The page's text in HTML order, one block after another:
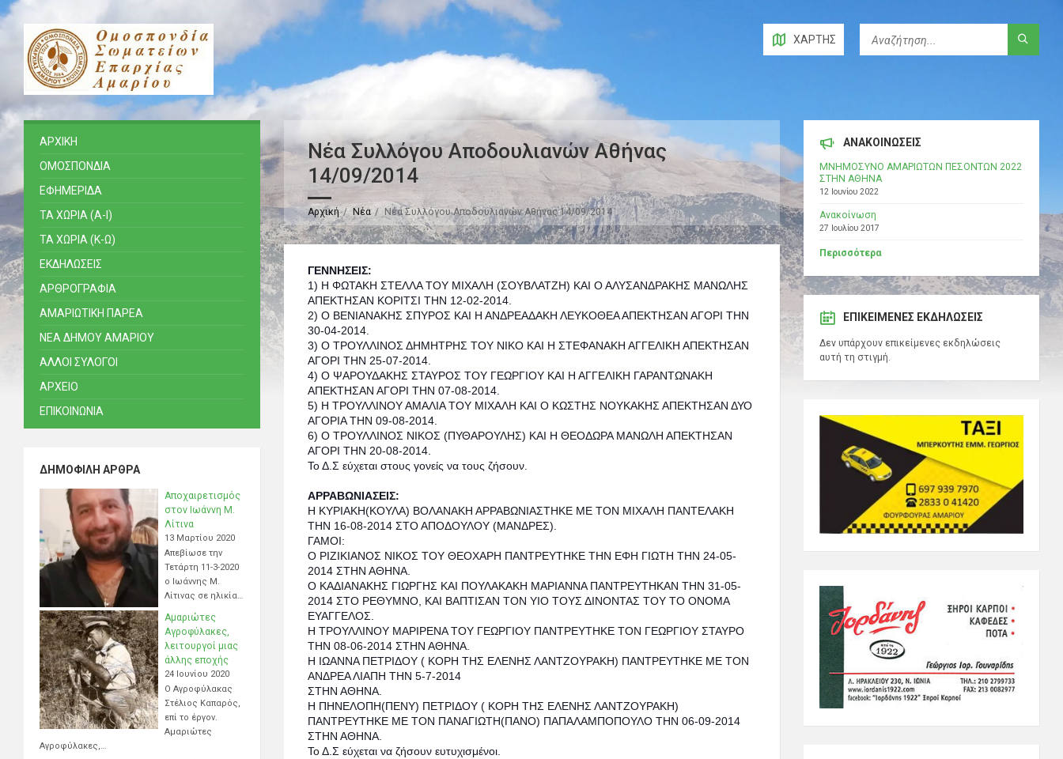
ΧΆΡΤΗΣ
Νέα Συλλόγου Αποδουλιανών Αθήνας
14/09/2014
Αρχική Νέα Νέα Συλλόγου Αποδουλιανών Αθήνας 14/09/2014
ΓΕΝΝΗΣΕΙΣ:
1) Η ΦΩΤΑΚΗ ΣΤΕΛΛΑ ΤΟΥ ΜΙΧΑΛΗ (ΣΟΥΒΛΑΤΖΗ) ΚΑΙ Ο ΑΛΥΣΑΝΔΡΑΚΗΣ ΜΑΝΩΛΗΣ
ΑΠΕΚΤΗΣΑΝ ΚΟΡΙΤΣΙ ΤΗΝ 12-02-2014.
2) Ο ΒΕΝΙΑΝΑΚΗΣ ΣΠΥΡΟΣ ΚΑΙ Η ΑΝΔΡΕΑΔΑΚΗ ΛΕΥΚΟΘΕΑ ΑΠΕΚΤΗΣΑΝ ΑΓΟΡΙ ΤΗΝ
30-04-2014.
3) Ο ΤΡΟΥΛΛΙΝΟΣ ΔΗΜΗΤΡΗΣ ΤΟΥ ΝΙΚΟ ΚΑΙ Η ΣΤΕΦΑΝΑΚΗ ΑΓΓΕΛΙΚΗ ΑΠΕΚΤΗΣΑΝ
ΑΓΟΡΙ ΤΗΝ 25-07-2014.
4) Ο ΨΑΡΟΥΔΑΚΗΣ ΣΤΑΥΡΟΣ ΤΟΥ ΓΕΩΡΓΙΟΥ ΚΑΙ Η ΑΓΓΕΛΙΚΗ ΓΑΡΑΝΤΩΝΑΚΗ
ΑΠΕΚΤΗΣΑΝ ΑΓΟΡΙ ΤΗΝ 07-08-2014.
5) Η ΤΡΟΥΛΛΙΝΟΥ ΑΜΑΛΙΑ ΤΟΥ ΜΙΧΑΛΗ ΚΑΙ Ο ΚΩΣΤΗΣ ΝΟΥΚΑΚΗΣ ΑΠΕΚΤΗΣΑΝ ΔΥΟ
ΑΓΟΡΙΑ ΤΗΝ 09-08-2014.
6) Ο ΤΡΟΥΛΛΙΝΟΣ ΝΙΚΟΣ (ΠΥΘΑΡΟΥΛΗΣ) ΚΑΙ Η ΘΕΟΔΩΡΑ ΜΑΝΩΛΗ ΑΠΕΚΤΗΣΑΝ
ΑΓΟΡΙ ΤΗΝ 20-08-2014.
Το Δ.Σ εύχεται στους γονείς να τους ζήσουν.
ΑΡΡΑΒΩΝΙΑΣΕΙΣ:
Η ΚΥΡΙΑΚΗ(ΚΟΥΛΑ) ΒΟΛΑΝΑΚΗ ΑΡΡΑΒΩΝΙΑΣΤΗΚΕ ΜΕ ΤΟΝ ΜΙΧΑΛΗ ΠΑΝΤΕΛΑΚΗ
ΤΗΝ 16-08-2014 ΣΤΟ ΑΠΟΔΟΥΛΟΥ (ΜΑΝΔΡΕΣ).
ΓΑΜΟΙ:
Ο ΡΙΖΙΚΙΑΝΟΣ ΝΙΚΟΣ ΤΟΥ ΘΕΟΧΑΡΗ ΠΑΝΤΡΕΥΤΗΚΕ ΤΗΝ ΕΦΗ ΓΙΩΤΗ ΤΗΝ 24-05-
2014 ΣΤΗΝ ΑΘΗΝΑ.
Ο ΚΑΔΙΑΝΑΚΗΣ ΓΙΩΡΓΗΣ ΚΑΙ ΠΟΥΛΑΚΑΚΗ ΜΑΡΙΑΝΝΑ ΠΑΝΤΡΕΥΤΗΚΑΝ ΤΗΝ 31-05-
2014 ΣΤΟ ΡΕΘΥΜΝΟ, ΚΑΙ ΒΑΠΤΙΣΑΝ ΤΟΝ ΥΙΟ ΤΟΥΣ ΔΙΝΟΝΤΑΣ ΤΟΥ ΤΟ ΟΝΟΜΑ
ΕΥΑΓΓΕΛΟΣ.
Η ΤΡΟΥΛΛΙΝΟΥ ΜΑΡΙΡΕΝΑ ΤΟΥ ΓΕΩΡΓΙΟΥ ΠΑΝΤΡΕΥΤΗΚΕ ΤΟΝ ΓΕΩΡΓΙΟΥ ΣΤΑΥΡΟ
ΤΗΝ 08-06-2014 ΣΤΗΝ ΑΘΗΝΑ.
Η ΙΩΑΝΝΑ ΠΕΤΡΙΔΟΥ ( ΚΟΡΗ ΤΗΣ ΕΛΕΝΗΣ ΛΑΝΤΖΟΥΡΑΚΗ) ΠΑΝΤΡΕΥΤΗΚΕ ΜΕ ΤΟΝ
ΑΝΔΡΕΑ ΛΙΑΠΗ ΤΗΝ 5-7-2014
ΣΤΗΝ ΑΘΗΝΑ.
Η ΠΗΝΕΛΟΠΗ(ΠΕΝΥ) ΠΕΤΡΙΔΟΥ ( ΚΟΡΗ ΤΗΣ ΕΛΕΝΗΣ ΛΑΝΤΖΟΥΡΑΚΗ)
ΠΑΝΤΡΕΥΤΗΚΕ ΜΕ ΤΟΝ ΠΑΝΑΓΙΩΤΗ(ΠΑΝΟ) ΠΑΠΑΛΑΜΠΟΠΟΥΛΟ ΤΗΝ 06-09-2014
ΣΤΗΝ ΑΘΗΝΑ.
Το Δ.Σ εύχεται να ζήσουν ευτυχισμένοι.
ΑΡΧΙΚΗ
ΟΜΟΣΠΟΝΔΙΑ
ΕΦΗΜΕΡΙΔΑ
ΤΑ ΧΩΡΙΑ (Α-Ι)
ΤΑ ΧΩΡΙΑ (Κ-Ω)
ΕΚΔΗΛΩΣΕΙΣ
ΑΡΘΡΟΓΡΑΦΙΑ
ΑΜΑΡΙΩΤΙΚΗ ΠΑΡΕΑ
ΝΕΑ ΔΗΜΟΥ ΑΜΑΡΙΟΥ
ΑΛΛΟΙ ΣΥΛΟΓΟΙ
ΑΡΧΕΙΟ
ΕΠΙΚΟΙΝΩΝΙΑ
ΔΗΜΟΦΙΛΉ ΆΡΘΡΑ
Αποχαιρετισμός
στον Ιωάννη Μ.
Λίτινα
13 Μαρτίου 2020
Απεβίωσε την
Τετάρτη 11-3-2020
ο Ιωάννης Μ.
Λίτινας σε ηλικία…
Αμαριώτες
Αγροφύλακες,
λειτουργοί μιας
άλλης εποχής
24 Ιουνίου 2020
Ο Αγροφύλακας
Στέλιος Καπαρός,
επί το έργον.
Αμαριώτες
Αγροφύλακες,…
ΑΝΑΚΟΙΝΩΣΕΙΣ
ΜΝΗΜΟΣΥΝΟ ΑΜΑΡΙΩΤΩΝ ΠΕΣΟΝΤΩΝ 2022
ΣΤΗΝ ΑΘΗΝΑ
12 Ιουνίου 2022
Ανακοίνωση
27 Ιουλίου 2017
Περισσότερα
ΕΠΙΚΕΊΜΕΝΕΣ ΕΚΔΗΛΏΣΕΙΣ
Δεν υπάρχουν επικείμενες εκδηλώσεις
αυτή τη στιγμή.